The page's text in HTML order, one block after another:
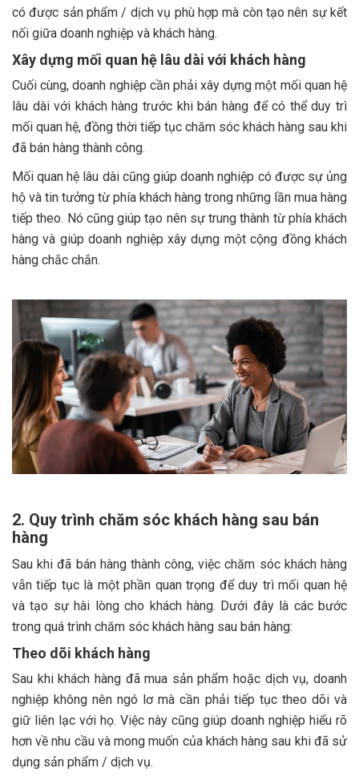
có được sản phẩm / dịch vụ phù hợp mà còn tạo nên sự kết
nối giữa doanh nghiệp và khách hàng.
Xây dựng mối quan hệ lâu dài với khách hàng
Cuối cùng, doanh nghiệp cần phải xây dựng một mối quan hệ
lâu dài với khách hàng trước khi bán hàng để có thể duy trì
mối quan hệ, đồng thời tiếp tục chăm sóc khách hàng sau khi
đã bán hàng thành công.
Mối quan hệ lâu dài cũng giúp doanh nghiệp có được sự ủng
hộ và tin tưởng từ phía khách hàng trong những lần mua hàng
tiếp theo. Nó cũng giúp tạo nên sự trung thành từ phía khách
hàng và giúp doanh nghiệp xây dựng một cộng đồng khách
hàng chắc chắn.
2. Quy trình chăm sóc khách hàng sau bán
hàng
Sau khi đã bán hàng thành công, việc chăm sóc khách hàng
vẫn tiếp tục là một phần quan trọng để duy trì mối quan hệ
và tạo sự hài lòng cho khách hàng. Dưới đây là các bước
trong quá trình chăm sóc khách hàng sau bán hàng:
Theo dõi khách hàng
Sau khi khách hàng đã mua sản phẩm hoặc dịch vụ, doanh
nghiệp không nên ngó lơ mà cần phải tiếp tục theo dõi và
giữ liên lạc với họ. Việc này cũng giúp doanh nghiệp hiểu rõ
hơn về nhu cầu và mong muốn của khách hàng sau khi đã sử
dụng sản phẩm / dịch vụ.